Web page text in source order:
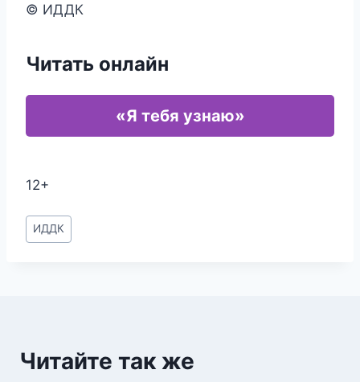
© ИДДК
Читать онлайн
«Я тебя узнаю»
12+
Метки
записи:
ИДДК
Читайте так же